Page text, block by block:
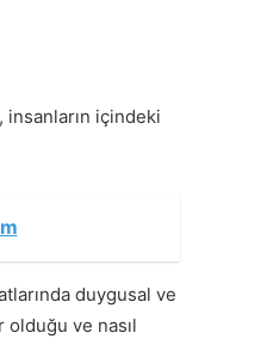
insanların içindeki
duygusal ve
ve nasıl